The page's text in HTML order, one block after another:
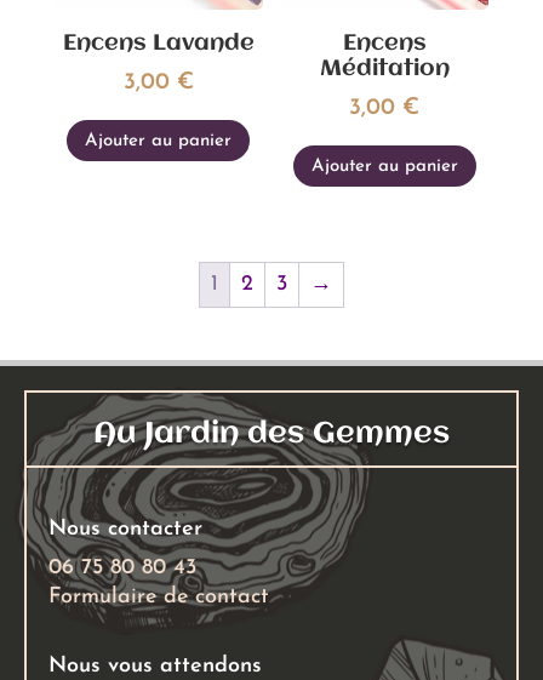
Encens Lavande
3,00 €
Ajouter au panier
Encens
Méditation
3,00 €
Ajouter au panier
1 2 3 →
Au Jardin des Gemmes
Nous contacter
06 75 80 80 43
Formulaire de contact
Nous vous attendons